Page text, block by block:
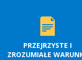
PRZEJRZYSTE I
ZROZUMIAŁE